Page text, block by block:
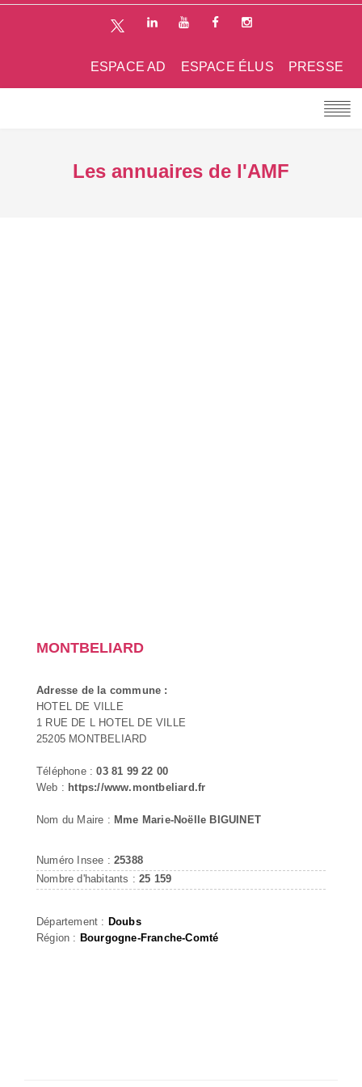
PRESSE
ESPACE ÉLUS
ESPACE AD
Les annuaires de l'AMF
MONTBELIARD
Adresse de la commune :
HOTEL DE VILLE
1 RUE DE L HOTEL DE VILLE
25205 MONTBELIARD
Téléphone :03 81 99 22 00
Web : https://www.montbeliard.fr
Nom du Maire : Mme Marie-Noëlle BIGUINET
Numéro Insee : 25388
Nombre d'habitants :25 159
Département : Doubs
Région : Bourgogne-Franche-Comté